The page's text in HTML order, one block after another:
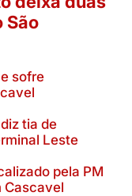
São
sofre
tia de
Leste
pela PM
Cascavel